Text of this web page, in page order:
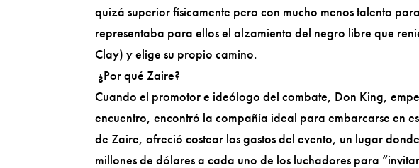
quizá superior físicamente pero con mucho menos talento
representaba para ellos el alzamiento del negro libre que
Clay) y elige su propio camino.
¿Por qué Zaire?
Cuando el promotor e ideólogo del combate, Don King,
encuentro, encontró la compañía ideal para embarcarse en
de Zaire, ofreció costear los gastos del evento, un lugar
millones de dólares a cada uno de los luchadores para